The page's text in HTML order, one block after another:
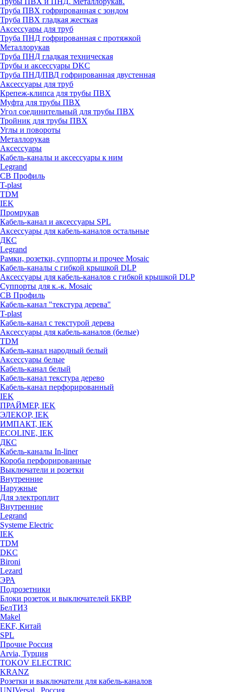
Труба ПВХ гофрированная с зондом
Труба ПВХ гладкая жесткая
Аксессуары для труб
Труба ПНД гофрированная с протяжкой
Металлорукав
Труба ПНД гладкая техническая
Трубы и аксессуары DKC
Труба ПНД/ПВД гофрированная двустенная
Аксессуары для труб
Крепеж-клипса для трубы ПВХ
Муфта для трубы ПВХ
Угол соединительный для трубы ПВХ
Тройник для трубы ПВХ
Углы и повороты
Металлорукав
Аксессуары
Кабель-каналы и аксессуары к ним
Legrand
СВ Профиль
T-plast
TDM
IEK
Промрукав
Кабель-канал и аксессуары SPL
Аксессуары для кабель-каналов остальные
ДКС
Legrand
Рамки, розетки, суппорты и прочее Mosaic
Кабель-каналы с гибкой крышкой DLP
Аксессуары для кабель-каналов с гибкой крышкой DLP
Суппорты для к.-к. Mosaic
СВ Профиль
Кабель-канал "текстура дерева"
T-plast
Кабель-канал с текстурой дерева
Аксессуары для кабель-каналов (белые)
TDM
Кабель-канал народный белый
Аксессуары белые
Кабель-канал белый
Кабель-канал текстура дерево
Кабель-канал перфорированный
IEK
ПРАЙМЕР, IEK
ЭЛЕКОР, IEK
ИМПАКТ, IEK
ECOLINE, IEK
ДКС
Кабель-каналы In-liner
Короба перфорированные
Выключатели и розетки
Внутренние
Наружные
Для электроплит
Внутренние
Legrand
Systeme Electric
IEK
TDM
DKC
Bironi
Lezard
ЭРА
Подрозетники
Блоки розеток и выключателей БКВР
БелТИЗ
Makel
EKF, Китай
SPL
Прочие Россия
Arvia, Турция
TOKOV ELECTRIC
KRANZ
Розетки и выключатели для кабель-каналов
UNIVersal , Россия